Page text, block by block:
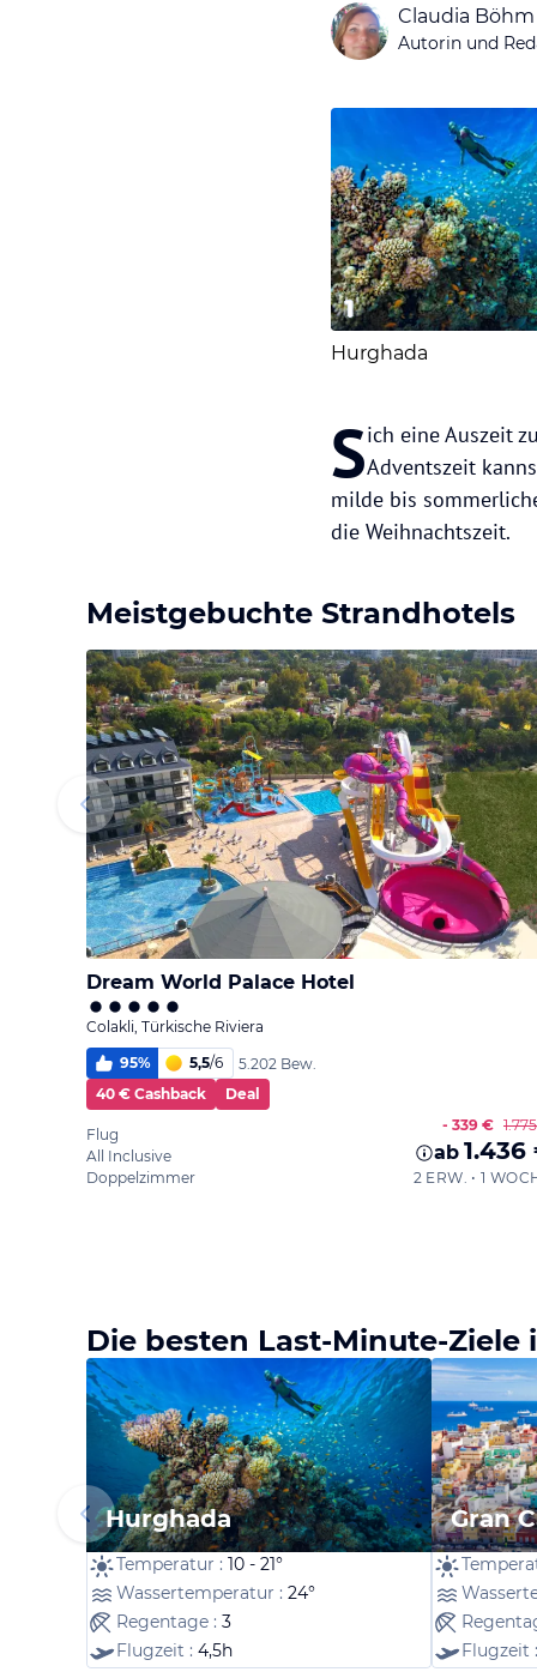
Claudia Böhm
Autorin und
1
Hurghada
Sich eine Auszeit
Adventszeit
milde bis
die Weihnachtszeit.
Meistgebuchte Strandhotels
Dream World Palace Hotel
Colakli, Türkische Riviera
95% 5,5/6
5.202 Bew.
40 € Cashback
Deal
Flug
All Inclusive
Doppelzimmer
- 339 €
ab 1.436
2 ERW. • 1
Die besten Last-Minute-Ziele
Hurghada
Temperatur : 10 - 21°
Wassertemperatur : 24°
Regentage : 3
Flugzeit : 4,5h
Gran
Flugzeit